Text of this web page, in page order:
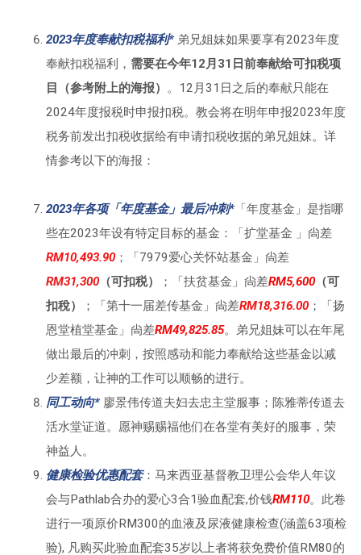
2023年度奉献扣税福利*弟兄姐妹如果要享有2023年度
奉献扣税福利， 需要在今年12月31日前奉献给可扣税项
目（参考附上的海报） 。12月31日之后的奉献只能在
2024年度报税时申报扣税。教会将在明年申报2023年度
税务前发出扣税收据给有申请扣税收据的弟兄姐妹。详
情参考以下的海报：
2023年各项「年度基金」最后冲刺*「年度基金」是指哪
些在2023年设有特定目标的基金：「扩堂基金 」尙差
RM10,493.90；「7979爱心关怀站基金」尙差
RM31,300（可扣税） ；「扶贫基金」尙差RM5,600（可
扣稅）
；「第十一届差传基金」尙差RM18,316.00；「扬
恩堂植堂基金」尙差RM49,825.85。弟兄姐妹可以在年尾
做出最后的冲刺，按照感动和能力奉献给这些基金以减
少差额，让神的工作可以顺畅的进行。
同工动向*廖景伟传道夫妇去忠主堂服事；陈雅蒂传道去
活水堂证道。愿神赐赐福他们在各堂有美好的服事，荣
神益人。
健康检验优惠配套：马来西亚基督教卫理公会华人年议
会与Pathlab合办的爱心3合1验血配套,价钱RM110。此卷
进行一项原价RM300的血液及尿液健康检查(涵盖63项检
验), 凡购买此验血配套35岁以上者将获免费价值RM80的